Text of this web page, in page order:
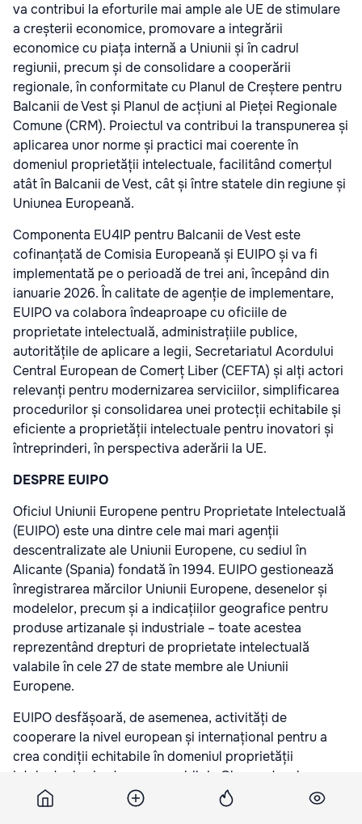
va contribui la eforturile mai ample ale UE de stimulare
a creșterii economice, promovare a integrării
economice cu piața internă a Uniunii și în cadrul
regiunii, precum și de consolidare a cooperării
regionale, în conformitate cu Planul de Creștere pentru
Balcanii de Vest și Planul de acțiuni al Pieței Regionale
Comune (CRM). Proiectul va contribui la transpunerea și
aplicarea unor norme și practici mai coerente în
domeniul proprietății intelectuale, facilitând comerțul
atât în Balcanii de Vest, cât și între statele din regiune și
Uniunea Europeană.
Componenta EU4IP pentru Balcanii de Vest este
cofinanțată de Comisia Europeană și EUIPO și va fi
implementată pe o perioadă de trei ani, începând din
ianuarie 2026. În calitate de agenție de implementare,
EUIPO va colabora îndeaproape cu oficiile de
proprietate intelectuală, administrațiile publice,
autoritățile de aplicare a legii, Secretariatul Acordului
Central European de Comerț Liber (CEFTA) și alți actori
relevanți pentru modernizarea serviciilor, simplificarea
procedurilor și consolidarea unei protecții echitabile și
eficiente a proprietății intelectuale pentru inovatori și
întreprinderi, în perspectiva aderării la UE.
DESPRE EUIPO
Oficiul Uniunii Europene pentru Proprietate Intelectuală
(EUIPO) este una dintre cele mai mari agenții
descentralizate ale Uniunii Europene, cu sediul în
Alicante (Spania) fondată în 1994. EUIPO gestionează
înregistrarea mărcilor Uniunii Europene, desenelor și
modelelor, precum și a indicațiilor geografice pentru
produse artizanale și industriale – toate acestea
reprezentând drepturi de proprietate intelectuală
valabile în cele 27 de state membre ale Uniunii
Europene.
EUIPO desfășoară, de asemenea, activități de
cooperare la nivel european și internațional pentru a
crea condiții echitabile în domeniul proprietății
intelectuale și este responsabil de Observatorul
European privind Încălcările Drepturilor de Proprietate